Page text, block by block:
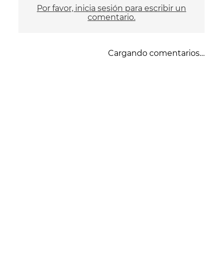
Por favor, inicia sesión para escribir un
comentario.
Cargando comentarios…